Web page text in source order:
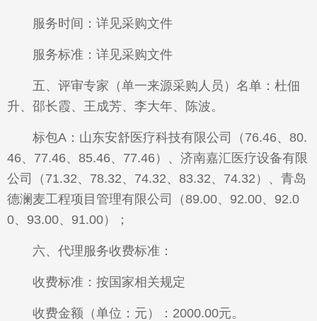
服务时间：详见采购文件
服务标准：详见采购文件
五、评审专家（单一来源采购人员）名单：杜佃
升、邵长霞、王成芳、李大年、陈波。
标包A：山东安舒医疗科技有限公司（76.46、80.
46、77.46、85.46、77.46）、济南嘉汇医疗设备有限
公司（71.32、78.32、74.32、83.32、74.32）、青岛
德澜麦工程项目管理有限公司（89.00、92.00、92.0
0、93.00、91.00）；
六、代理服务收费标准：
收费标准：按国家相关规定
收费金额（单位：元）：2000.00元。